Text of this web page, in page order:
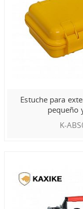
Estuche para
pequeño
K-